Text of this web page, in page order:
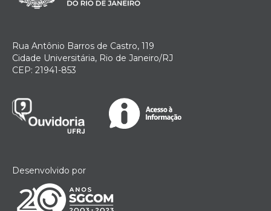
Rua Antônio Barros de Castro, 119
Cidade Universitária, Rio de Janeiro/RJ
CEP: 21941-853
Desenvolvido por